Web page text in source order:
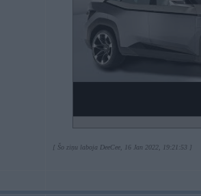
[ Šo ziņu laboja DeeCee, 16 Jan 2022, 19:21:53 ]